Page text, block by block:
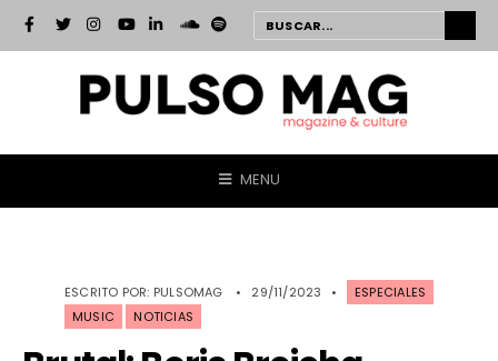
MENU
ESCRITO POR: PULSOMAG • 29/11/2023 •
ESPECIALES
MUSIC
NOTICIAS